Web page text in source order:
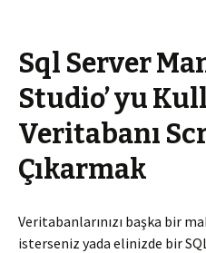
Sql Server
Studio’ yu
Veritabanı
Çıkarmak
Veritabanlarınızı başka bir
isterseniz yada elinizde bir